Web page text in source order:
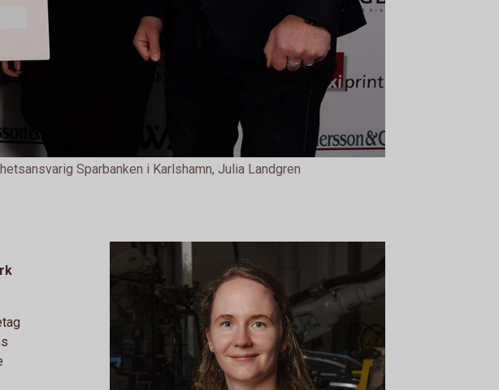
Sparbanken i Karlshamn, Julia Landgren